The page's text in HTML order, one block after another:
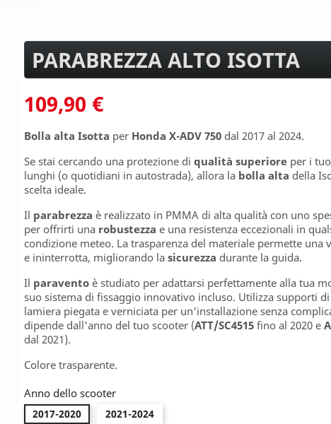
PARABREZZA ALTO ISOTTA
109,90 €
Bolla alta Isotta per Honda X-ADV 750 dal 2017 al 2024.
Se stai cercando una protezione di qualità superiore per i
lunghi (o quotidiani in autostrada), allora la bolla alta della
scelta ideale.
Il parabrezza è realizzato in PMMA di alta qualità con uno
per offrirti una robustezza e una resistenza eccezionali in
condizione meteo. La trasparenza del materiale permette una
e ininterrotta, migliorando la sicurezza durante la guida.
Il paravento è studiato per adattarsi perfettamente alla tua
suo sistema di fissaggio innovativo incluso. Utilizza supporti
lamiera piegata e verniciata per un'installazione senza
dipende dall'anno del tuo scooter (ATT/SC4515 fino al 2020 e
dal 2021).
Colore trasparente.
Anno dello scooter
2017-2020 2021-2024